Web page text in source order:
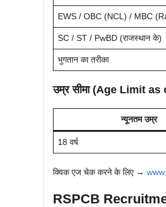
EWS / OBC (NCL) / MBC
SC / ST / PwBD (राजस्थान के)
भुगतान का तरीका
उम्र सीमा (Age Limit
न्यूनतम उम्र
18 वर्ष
क्विक एज चेक करने के लिए →
RSPCB